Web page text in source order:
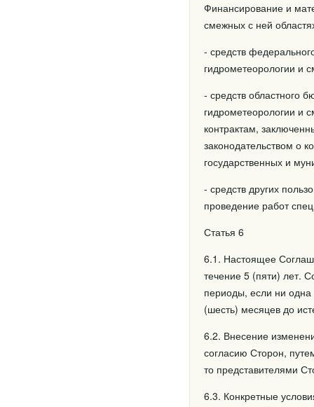
Финансирование и
смежных с ней
- средств
гидрометеорологии и
- средств областного
гидрометеорологии и
контрактам,
законодательством о
государственных и
- средств других
проведение работ
Статья 6
6.1. Настоящее
течение 5 (пяти) лет.
периоды, если ни одна
(шесть) месяцев до
6.2. Внесение
согласию Сторон,
то представителями
6.3. Конкретные